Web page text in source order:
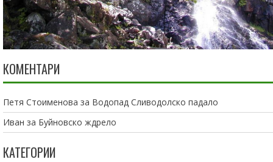
КОМЕНТАРИ
Петя Стоименова за Водопад Сливодолско падало
Иван за Буйновско ждрело
КАТЕГОРИИ